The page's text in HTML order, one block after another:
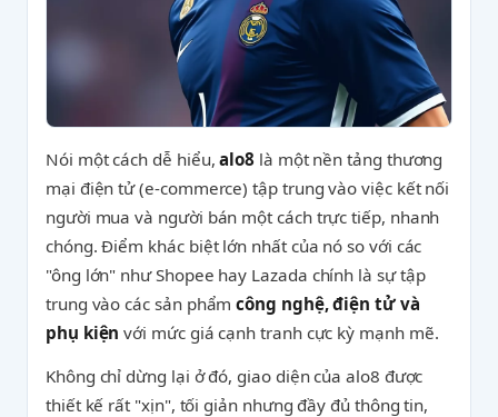
Nói một cách dễ hiểu,alo8 là một nền tảng thương
mại điện tử (e-commerce) tập trung vào việc kết nối
người mua và người bán một cách trực tiếp, nhanh
chóng. Điểm khác biệt lớn nhất của nó so với các
"ông lớn" như Shopee hay Lazada chính là sự tập
trung vào các sản phẩmcông nghệ, điện tử và
phụ kiện với mức giá cạnh tranh cực kỳ mạnh mẽ.
Không chỉ dừng lại ở đó, giao diện của alo8 được
thiết kế rất "xịn", tối giản nhưng đầy đủ thông tin,